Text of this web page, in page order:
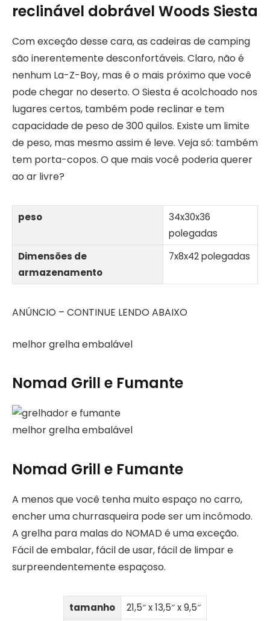
reclinável dobrável Woods Siesta
Com exceção desse cara, as cadeiras de camping
são inerentemente desconfortáveis. Claro, não é
nenhum La-Z-Boy, mas é o mais próximo que você
pode chegar no deserto. O Siesta é acolchoado nos
lugares certos, também pode reclinar e tem
capacidade de peso de 300 quilos. Existe um limite
de peso, mas mesmo assim é leve. Veja só: também
tem porta-copos. O que mais você poderia querer
ao ar livre?
peso
34x30x36
polegadas
Dimensões de
armazenamento
7x8x42 polegadas
ANÚNCIO – CONTINUE LENDO ABAIXO
melhor grelha embalável
Nomad Grill e Fumante
melhor grelha embalável
Nomad Grill e Fumante
A menos que você tenha muito espaço no carro,
encher uma churrasqueira pode ser um incômodo.
A grelha para malas do NOMAD é uma exceção.
Fácil de embalar, fácil de usar, fácil de limpar e
surpreendentemente espaçoso.
tamanho 21,5″ x 13,5″ x 9,5″